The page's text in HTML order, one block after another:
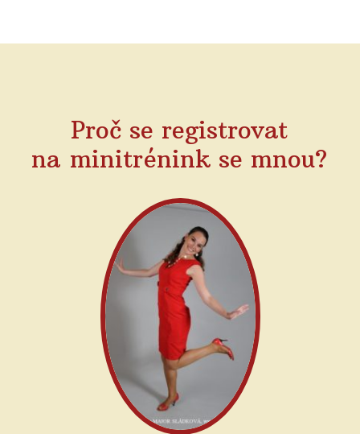
Proč se registrovat
na minitrénink se mnou?